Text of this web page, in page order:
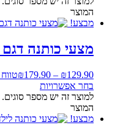
המוצר
מבצע!
מצעי כותנה
₪129.90
–
₪179.90
טווח
בחר אפשרויות
למוצר זה יש מספר
המוצר
מבצע!